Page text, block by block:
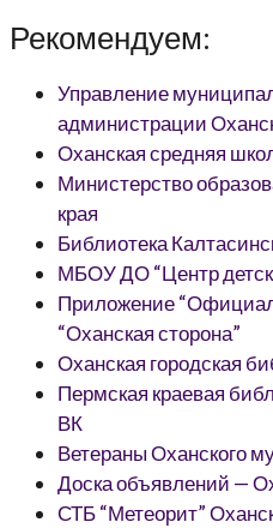
Рекомендуем:
Управление
администрации
Оханская средняя
Министерство
края
Библиотека
МБОУ ДО “Центр
Приложение
“Оханская сторона”
Оханская городская
Пермская краевая
ВК
Ветераны Оханского
Доска объявлений —
СТБ “Метеорит”